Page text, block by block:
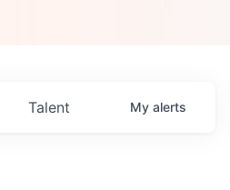
Talent My alerts